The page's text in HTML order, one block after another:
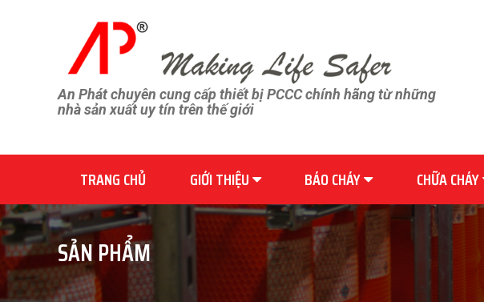
An Phát chuyên cung cấp thiết bị PCCC chính hãng từ những
nhà sản xuất uy tín trên thế giới
TRANG CHỦ GIỚI THIỆU BÁO CHÁY CHỮA CHÁY
SẢN PHẨM